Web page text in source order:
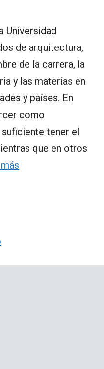
Universidad
de arquitectura,
de la carrera, la
y las materias en
y países. En
como
tener el
que en otros